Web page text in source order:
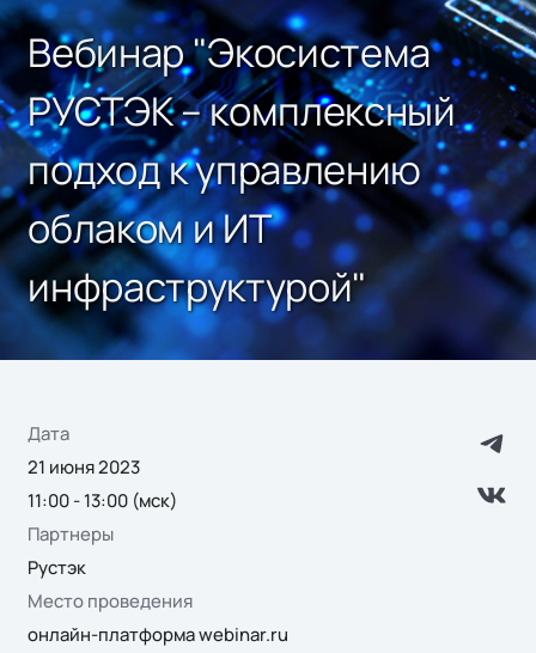
Вебинар "Экосистема
РУСТЭК – комплексный
подход к управлению
облаком и ИТ
инфраструктурой"
Дата
21 июня 2023
11:00 - 13:00 (мск)
Партнеры
Рустэк
Место проведения
онлайн-платформа webinar.ru